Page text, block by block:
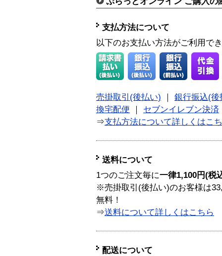
支払方法について
以下のお支払い方法がご利用で
売掛取引(後払い)
銀行振込(後
換宅配便
セブンイレブン決済
⇒支払方法について詳しくはこ
送料について
1つのご注文毎に一律1,100円(税
※売掛取引(後払い)のお客様は
無料！
⇒送料について詳しくはこちら
配送について